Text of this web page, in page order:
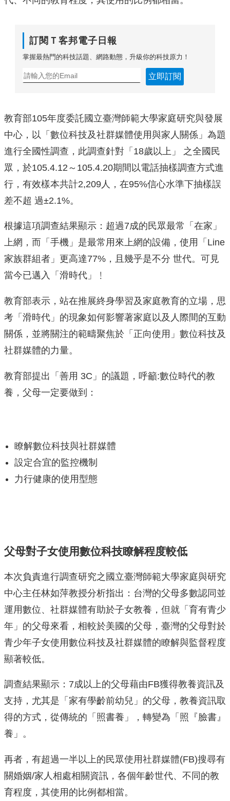
訂閱Ｔ客邦電子日報
掌握最熱門的科技話題、網路動態，升級你的科技原力！
立即訂閱
教育部105年度委託國立臺灣師範大學家庭研究與發展
中心，以「數位科技及社群媒體使用與家人關係」為題
進行全國性調查，此調查針對「18歲以上」 之全國民
眾，於105.4.12～105.4.20期間以電話抽樣調查方式進
行，有效樣本共計2,209人，在95%信心水準下抽樣誤
差不超 過±2.1%。
根據這項調查結果顯示：超過7成的民眾最常「在家」
上網，而「手機」是最常用來上網的設備，使用「Line
家族群組者」更高達77%，且幾乎是不分 世代。可見
當今已邁入「滑時代」﹗
教育部表示，站在推展終身學習及家庭教育的立場，思
考「滑時代」的現象如何影響著家庭以及人際間的互動
關係，並將關注的範疇聚焦於「正向使用」數位科技及
社群媒體的力量。
教育部提出「善用 3C」的議題，呼籲:數位時代的教
養，父母一定要做到：
瞭解數位科技與社群媒體
設定合宜的監控機制
力行健康的使用型態
父母對子女使用數位科技瞭解程度較低
本次負責進行調查研究之國立臺灣師範大學家庭與研究
中心主任林如萍教授分析指出：台灣的父母多數認同並
運用數位、社群媒體有助於子女教養，但就「育有青少
年」的父母來看，相較於美國的父母，臺灣的父母對於
青少年子女使用數位科技及社群媒體的瞭解與監督程度
顯著較低。
調查結果顯示：7成以上的父母藉由FB獲得教養資訊及
支持，尤其是「家有學齡前幼兒」的父母，教養資訊取
得的方式，從傳統的「照書養」，轉變為「照『臉書』
養」。
再者，有超過一半以上的民眾使用社群媒體(FB)搜尋有
關婚姻/家人相處相關資訊，各個年齡世代、不同的教
育程度，其使用的比例都相當。